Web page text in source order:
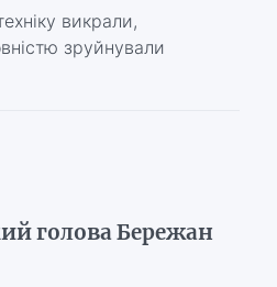
викрали,
зруйнували
голова Бережан